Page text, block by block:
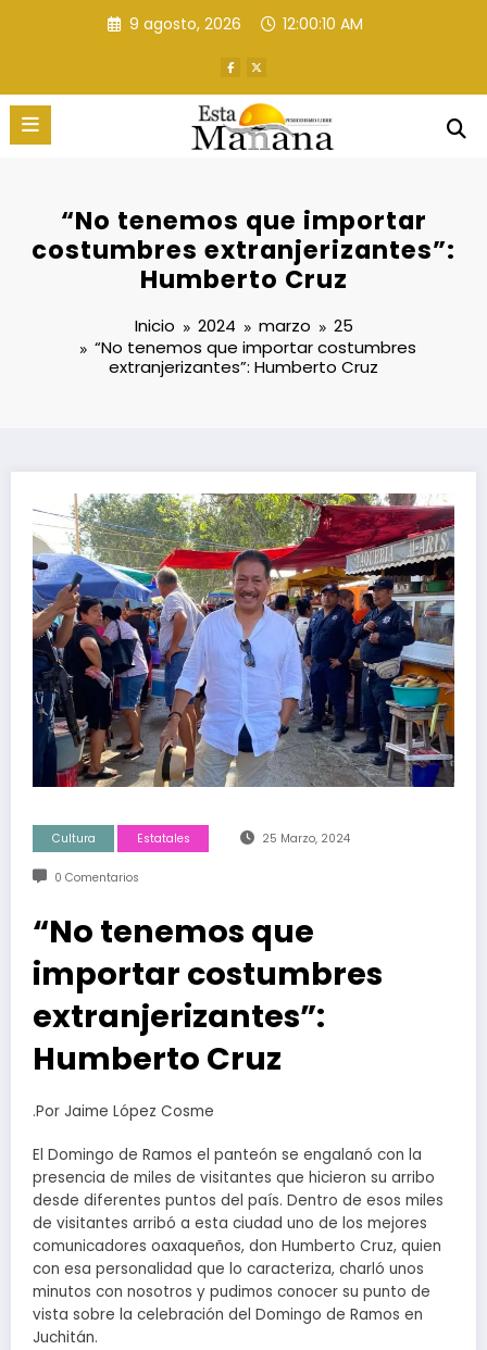
9 agosto, 2026 12:00:11 AM
“No tenemos que importar
costumbres extranjerizantes”:
Humberto Cruz
Inicio 2024 marzo
25
“No tenemos que importar costumbres
extranjerizantes”: Humberto Cruz
Cultura Estatales 25 Marzo, 2024
0 Comentarios
“No tenemos que
importar costumbres
extranjerizantes”:
Humberto Cruz
.Por Jaime López Cosme
El Domingo de Ramos el panteón se engalanó con la
presencia de miles de visitantes que hicieron su arribo
desde diferentes puntos del país. Dentro de esos miles
de visitantes arribó a esta ciudad uno de los mejores
comunicadores oaxaqueños, don Humberto Cruz, quien
con esa personalidad que lo caracteriza, charló unos
minutos con nosotros y pudimos conocer su punto de
vista sobre la celebración del Domingo de Ramos en
Juchitán.